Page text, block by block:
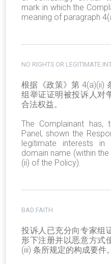
mark in which the
meaning of paragraph
NO RIGHTS OR LEGITIMATE
根据《政策》第 4(a)(ii)
组举证证明被投诉人对
合法权益。
The Complainant
Panel, shown the
legitimate interests
domain name (within
(ii) of the Policy).
BAD FAITH
投诉人已充分向专家组
形下注册并以恶意方式
(iii) 条所规定的构成要件。